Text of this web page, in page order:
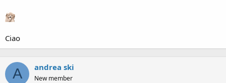
Ciao
A andrea ski
New member